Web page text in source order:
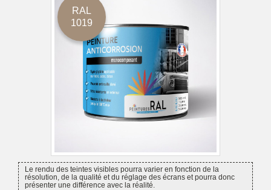
RAL
1019
Le rendu des teintes visibles pourra varier en fonction de la
résolution, de la qualité et du réglage des écrans et pourra donc
présenter une différence avec la réalité.